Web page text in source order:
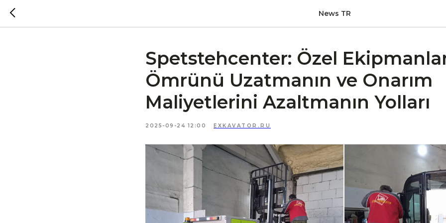
News TR
Spetstehcenter: Özel
Ömrünü Uzatmanın ve Onarım
Maliyetlerini Azaltmanın Yolları
2025-09-24 12:00 EXKAVATOR.RU